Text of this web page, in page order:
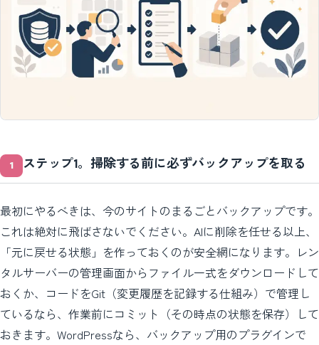
ステップ1。掃除する前に必ずバックアップを取る
最初にやるべきは、今のサイトのまるごとバックアップです。
これは絶対に飛ばさないでください。AIに削除を任せる以上、
「元に戻せる状態」を作っておくのが安全網になります。レン
タルサーバーの管理画面からファイル一式をダウンロードして
おくか、コードをGit（変更履歴を記録する仕組み）で管理し
ているなら、作業前にコミット（その時点の状態を保存）して
おきます。WordPressなら、バックアップ用のプラグインで